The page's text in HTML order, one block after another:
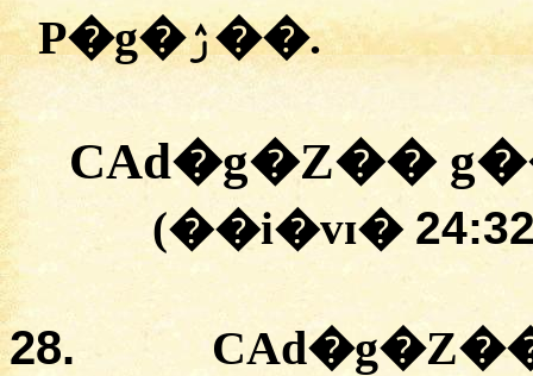
P�g�ۯ��.
CAd�g�Z��
(��i�vɪ�
28.